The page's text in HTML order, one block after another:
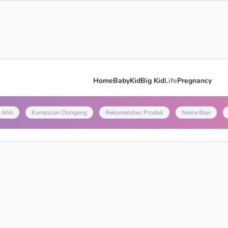
HomeBabyKidBig KidLifePregnancy
Ahli Kumpulan Dongeng Rekomendasi Produk Nama Bayi